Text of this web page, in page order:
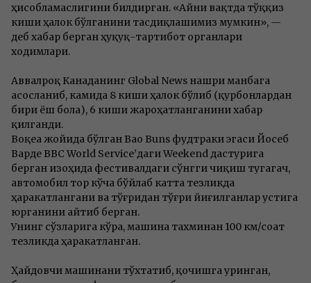
ҳисобламаслигини билдирган. «Айни вақтда тўққиз
киши ҳалок бўлганини тасдиқлашимиз мумкин», —
деб хабар берган ҳуқуқ-тартибот органлари
ходимлари.
Аввалроқ Канаданинг Global News нашри манбага
асосланиб, камида 8 киши ҳалок бўлиб (қурбонлардан
бири ёш бола), 6 киши жароҳатланганини хабар
қилганди.
Воқеа жойида бўлган Bao Buns фудтраки эгаси Йосеб
Варде BBC World Service’даги Weekend дастурига
берган изоҳида фестивалдаги сўнгги чиқиш тугагач,
автомобил тор кўча бўйлаб катта тезликда
ҳаракатлангани ва тўғридан тўғри йиғилганлар устига
юрганини айтиб берган.
Унинг сўзларига кўра, машина тахминан 100 км/соат
тезликда ҳаракатланган.
Ҳайдовчи машинани тўхтатиб, қочишга уринган,